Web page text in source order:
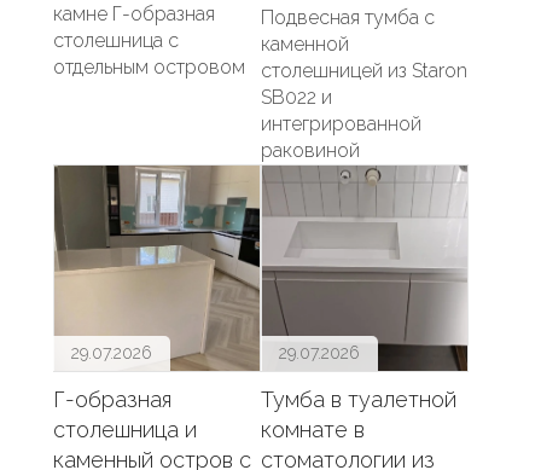
камне Г-образная
столешница с
отдельным островом
Подвесная тумба с
каменной
столешницей из Staron
SB022 и
интегрированной
раковиной
29.07.2026
Г-образная
столешница и
каменный остров с
29.07.2026
Тумба в туалетной
комнате в
стоматологии из